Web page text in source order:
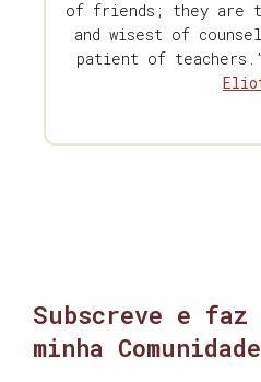
of friends; they are
and wisest of
patient of
Subscreve e
minha Comunidade